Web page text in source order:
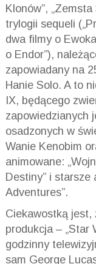
Klonów”, „Zemsta
trylogii sequeli
dwa filmy o
o Endor”),
zapowiadany na
Hanie Solo. A to
IX, będącego
zapowiedzianych
osadzonych w
Wanie Kenobim
animowane:
Destiny” i starsze
Adventures”.
Ciekawostką jest,
produkcja – „Star
godzinny
sam George